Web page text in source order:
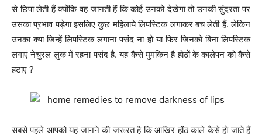
से छिपा लेती हैं क्योंकि वह जानती हैं कि कोई उनको देखेगा तो उनकी सुंदरता पर
उसका प्रभाव पड़ेगा इसलिए कुछ महिलाये लिपस्टिक लगाकर बच लेती हैं. लेकिन
उनका क्या जिन्हें लिपस्टिक लगाना पसंद ना हो या फिर जिनको बिना लिपस्टिक
लगाएं नेचुरल लुक में रहना पसंद है. यह कैसे मुमकिन है होठों के कालेपन को कैसे
हटाए ?
सबसे पहले आपको यह जानने की जरूरत है कि आखिर होंठ काले कैसे हो जाते हैं